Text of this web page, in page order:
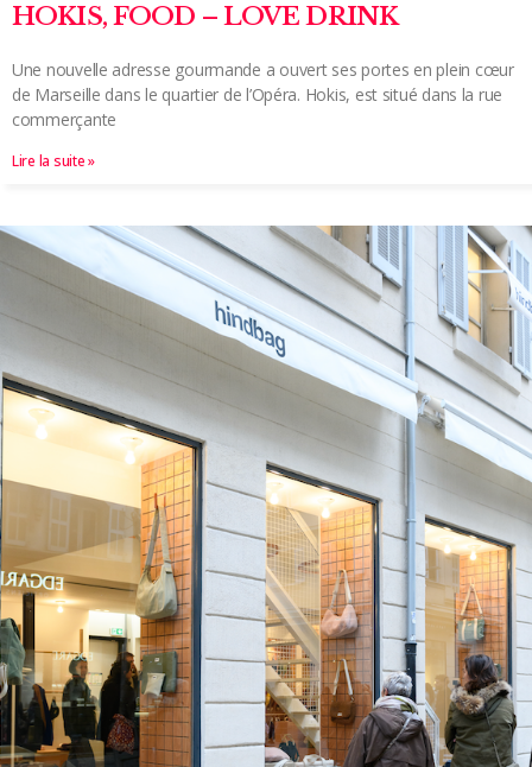
HOKIS, FOOD – LOVE DRINK
Une nouvelle adresse gourmande a ouvert ses portes en plein cœur
de Marseille dans le quartier de l’Opéra. Hokis, est situé dans la rue
commerçante
Lire la suite »